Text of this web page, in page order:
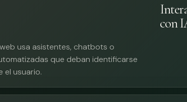
con
usa asistentes, chatbots o
que deban identificarse
el usuario.